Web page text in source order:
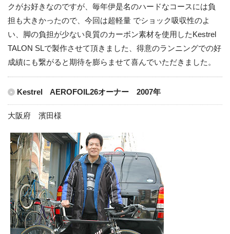
クがお好きなのですが、毎年伊是名のハードなコースには負
担も大きかったので、今回は超軽量 でショック吸収性のよ
い、脚の負担が少ない良質のカーボン素材を使用したKestrel
TALON SLで製作させて頂きました、得意のランニングでの好
成績にも繋がると期待を膨らませて喜んでいただきました。
Kestrel AEROFOIL26オーナー 2007年
大阪府 濱田様